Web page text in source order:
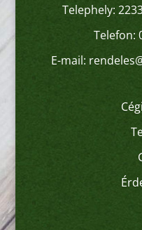
Telephely:
Telefon:
E-mail: